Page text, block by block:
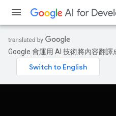
Google 會運用 AI 技術將內容翻譯